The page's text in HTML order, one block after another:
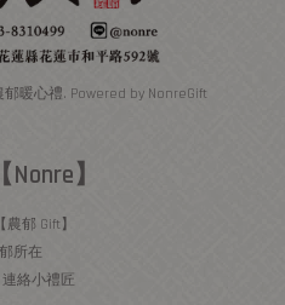
暖心禮. Powered by NonreGift
】
郁 Gift】
所在
連絡小禮匠